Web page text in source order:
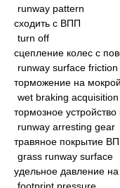
runway pattern
сходить с ВПП
turn off
сцепление колес с
runway surface friction
торможение на
wet braking acquisition
тормозное
runway arresting gear
травяное покрытие
grass runway surface
удельное давление